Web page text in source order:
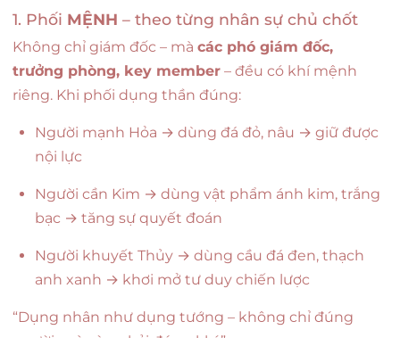
1. Phối MỆNH – theo từng nhân sự chủ chốt
Không chỉ giám đốc – mà các phó giám đốc,
trưởng phòng, key member – đều có khí mệnh
riêng. Khi phối dụng thần đúng:
Người mạnh Hỏa → dùng đá đỏ, nâu → giữ được
nội lực
Người cần Kim → dùng vật phẩm ánh kim, trắng
bạc → tăng sự quyết đoán
Người khuyết Thủy → dùng cầu đá đen, thạch
anh xanh → khơi mở tư duy chiến lược
“Dụng nhân như dụng tướng – không chỉ đúng